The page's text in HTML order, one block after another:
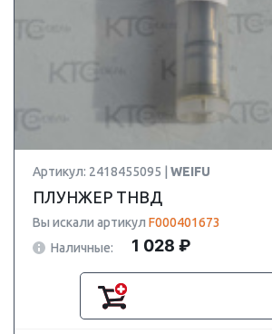
Артикул: 2418455095 | WEIFU
ПЛУНЖЕР ТНВД
Вы искали артикул F000401673
Наличные:
1 028 ₽